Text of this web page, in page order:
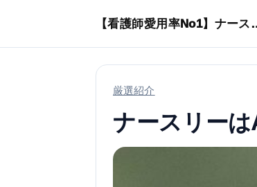
【看護師愛用率
厳選紹介
ナースリー